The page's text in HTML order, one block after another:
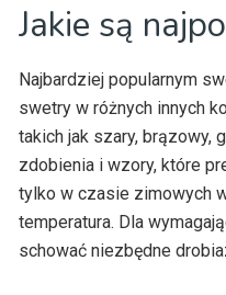
Jakie są
Najbardziej popularnym
swetry w różnych innych
takich jak szary, brązowy,
zdobienia i wzory, które
tylko w czasie zimowych
temperatura. Dla
schować niezbędne